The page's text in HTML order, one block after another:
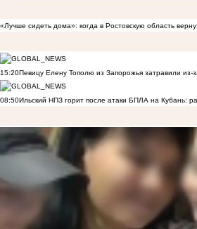
«Лучше сидеть дома»: когда в Ростовскую область
15:20Певицу Елену Тополю из Запорожья затравили из-
08:50Ильский НПЗ горит после атаки БПЛА на Кубань: